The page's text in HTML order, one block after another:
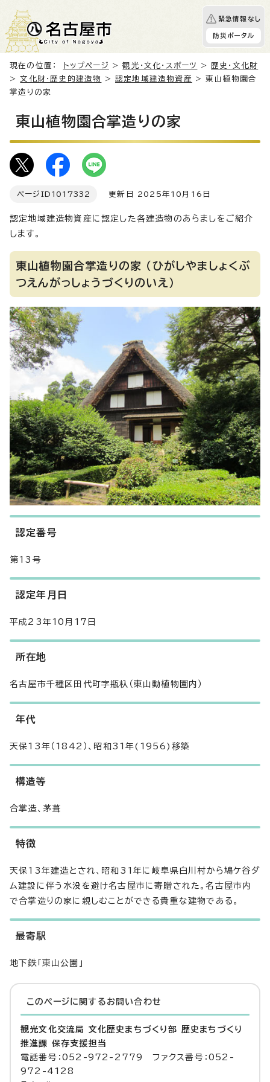
緊急情報なし
防災ポータル
現在の位置： トップページ >観光・文化・スポーツ >歴史・文化財
>文化財・歴史的建造物 >認定地域建造物資産
> 東山植物園合
掌造りの家
東山植物園合掌造りの家
ページID 1017332 更新日 2025年10月16日
認定地域建造物資産に認定した各建造物のあらましをご紹介
します。
東山植物園合掌造りの家 （ひがしやましょくぶ
つえんがっしょうづくりのいえ）
認定番号
第13号
認定年月日
平成23年10月17日
所在地
名古屋市千種区田代町字瓶杁（東山動植物園内）
年代
天保13年（1842）、昭和31年(1956)移築
構造等
合掌造、茅葺
特徴
天保13年建造とされ、昭和31年に岐阜県白川村から鳩ケ谷ダ
ム建設に伴う水没を避け名古屋市に寄贈された。名古屋市内
で合掌造りの家に親しむことができる貴重な建物である。
最寄駅
地下鉄「東山公園」
このページに関する お問い合わせ
観光文化交流局 文化歴史まちづくり部 歴史まちづくり
推進課 保存支援担当
電話番号：052-972-2779 ファクス番号：052-
972-4128